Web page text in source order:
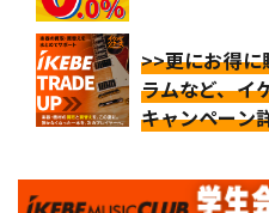
>>更にお得に
ラムなど、イ
キャンペーン